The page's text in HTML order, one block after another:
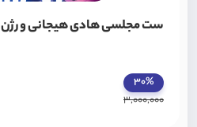
ست مجلسی هادی هیجانی ورژن 7
30%
3,000,000